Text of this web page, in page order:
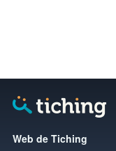
Web de Tiching